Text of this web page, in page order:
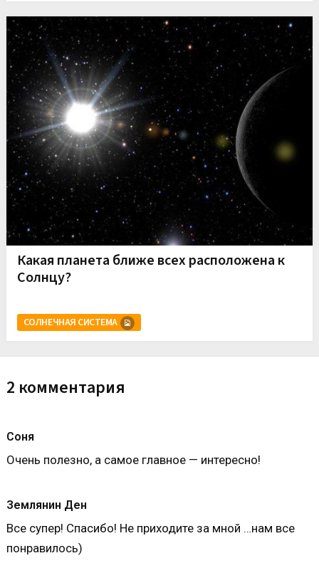
Какая планета ближе всех расположена к
Солнцу?
СОЛНЕЧНАЯ СИСТЕМА
2 комментария
Соня
Очень полезно, а самое главное — интересно!
Землянин Ден
Все супер! Спасибо! Не приходите за мной …нам все
понравилось)